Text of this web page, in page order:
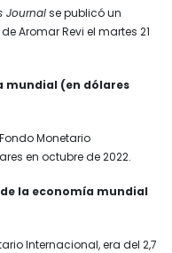
Journalse publicó un
Aromar Revi el martes 21
mundial (en dólares
Monetario
en octubre de 2022.
la economía mundial
Internacional, era del 2,7